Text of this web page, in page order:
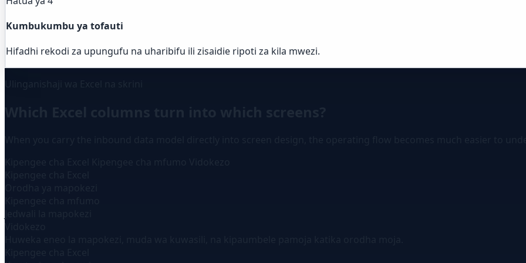
Kumbukumbu ya tofauti
Hifadhi rekodi za upungufu na uharibifu ili zisaidie ripoti za kila mwezi.